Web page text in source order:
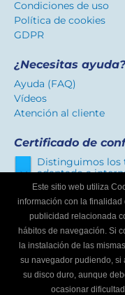
Condiciones de uso
Política de cookies
GDPR
¿Necesitas ayuda?
Ayuda (FAQ)
Vídeos
Atención al cliente
Certificado de
Distinguimos los
adaptado a
¿Eres un taller
Escríbenos y te
Buscador de talleres.
Infórmate
Este sitio web utiliza
información con la finalidad
publicidad relacionada
hábitos de navegación. Si
la instalación de las
su navegador pudiendo, si
su disco duro, aunque
ocasionar